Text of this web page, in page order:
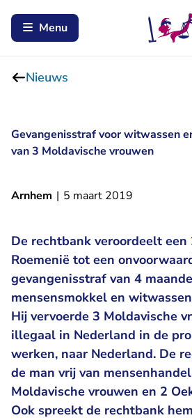
Menu
Nieuws
Gevangenisstraf voor witwassen
van 3 Moldavische vrouwen
Arnhem | 5 maart 2019
De rechtbank veroordeelt
Roemenië tot een
gevangenisstraf van 4
mensensmokkel en
Hij vervoerde 3 Moldavische
illegaal in Nederland in de
werken, naar Nederland. De
de man vrij van
Moldavische vrouwen en 2
Ook spreekt de rechtbank